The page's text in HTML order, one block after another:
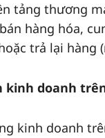
tảng thương
hàng hóa,
trả lại hàng
kinh doanh
kinh doanh